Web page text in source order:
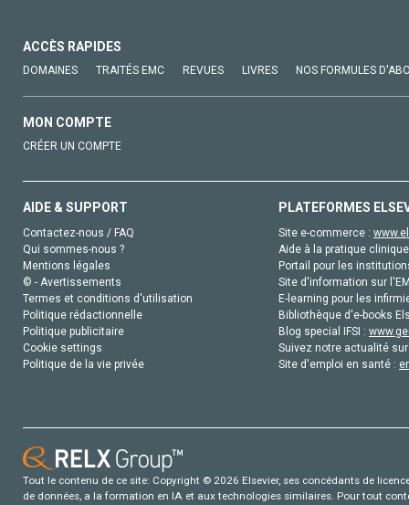
ACCÈS RAPIDES
DOMAINES TRAITÉS EMC REVUES LIVRES NOS FORMULES
MON COMPTE
CRÉER UN COMPTE
AIDE & SUPPORT
Contactez-nous / FAQ
Qui sommes-nous ?
Mentions légales
© - Avertissements
Termes et conditions d'utilisation
Politique rédactionnelle
Politique publicitaire
Cookie settings
Politique de la vie privée
PLATEFORMES
Site e-commerce :
Aide à la pratique
Portail pour les
Site d'information sur
E-learning pour les
Bibliothèque d'e-books
Blog special IFSI :
Suivez notre actualité
Site d'emploi en santé :
Tout le contenu de ce site: Copyright © 2026 Elsevier, ses concédants de
de données, a la formation en IA et aux technologies similaires. Pour tout